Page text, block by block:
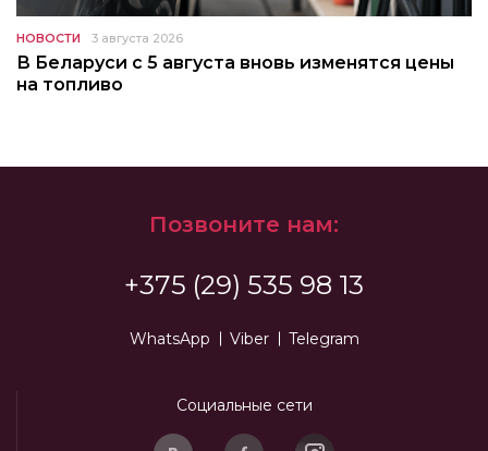
НОВОСТИ 3 августа 2026
В Беларуси с 5 августа вновь изменятся цены
на топливо
Позвоните нам:
+375 (29) 535 98 13
WhatsApp Viber Telegram
Социальные сети